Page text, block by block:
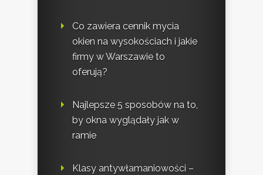
Co zawiera cennik mycia
okien na wysokościach i jakie
firmy w Warszawie to
oferują?
Najlepsze 5 sposobów na to,
by okna wyglądały jak w
ramie
Klasy antywłamaniowości –